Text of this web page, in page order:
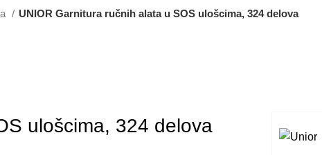
UNIOR Garnitura ručnih alata u SOS ulošcima, 324 delova
ulošcima, 324 delova